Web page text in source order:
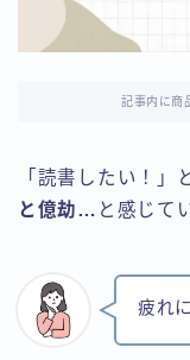
トップページ
「にるばん」の
お問い合わせ
記事内に商
「読書したい！」
と億劫… と感じて
疲れ